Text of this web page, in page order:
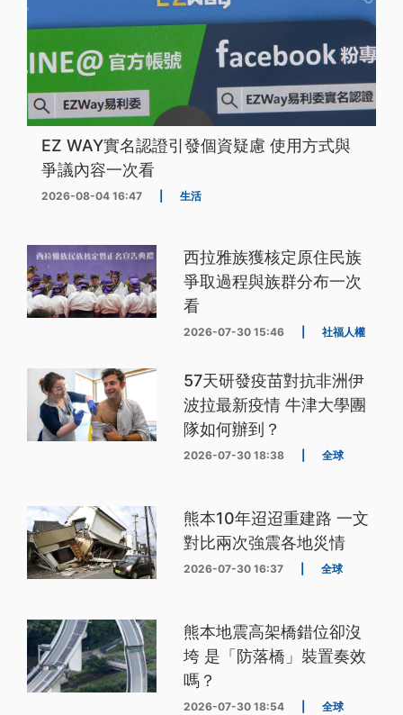
EZ WAY實名認證引發個資疑慮 使用方式與
爭議內容一次看
2026-08-04 16:47 生活
西拉雅族獲核定原住民族
爭取過程與族群分布一次
看
2026-07-30 15:46 社福人權
57天研發疫苗對抗非洲伊
波拉最新疫情 牛津大學團
隊如何辦到？
2026-07-30 18:38 全球
熊本10年迢迢重建路 一文
對比兩次強震各地災情
2026-07-30 16:37 全球
熊本地震高架橋錯位卻沒
垮 是「防落橋」裝置奏效
嗎？
2026-07-30 18:54 全球